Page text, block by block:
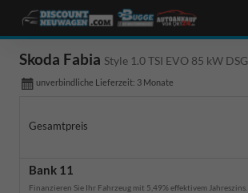
Skoda Fabia Style 1.0 TSI EVO 85 kW DSG
unverbindliche Lieferzeit: 3 Monate
Gesamtpreis
Bank 11
Finanzieren Sie Ihr Fahrzeug mit 5,49% effektivem Jahreszins.